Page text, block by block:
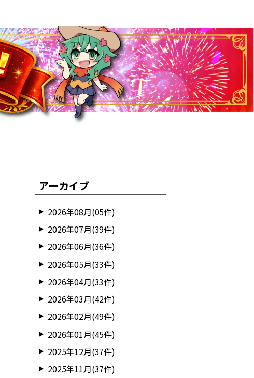
アーカイブ
2026年08月(05件)
2026年07月(39件)
2026年06月(36件)
2026年05月(33件)
2026年04月(33件)
2026年03月(42件)
2026年02月(49件)
2026年01月(45件)
2025年12月(37件)
2025年11月(37件)